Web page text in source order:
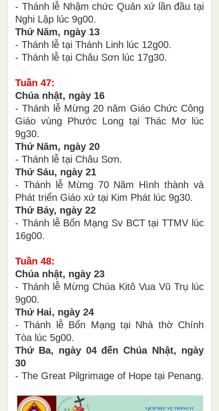
- Thánh lễ Nhậm chức Quản xứ lần đầu tại
Nghi Lập lúc 9g00.
Thứ Năm, ngày 13
- Thánh lễ tại Thánh Linh lúc 12g00.
- Thánh lễ tại Châu Sơn lúc 17g30.
Tuần 47:
Chúa nhật, ngày 16
- Thánh lễ Mừng 20 năm Giáo Chức Công
Giáo vùng Phước Long tại Thác Mơ lúc
9g30.
Thứ Năm, ngày 20
- Thánh lễ tại Châu Sơn.
Thứ Sáu, ngày 21
- Thánh lễ Mừng 70 Năm Hình thành và
Phát triển Giáo xứ tại Kim Phát lúc 9g30.
Thứ Bảy, ngày 22
- Thánh lễ Bổn Mạng Sv BCT tại TTMV lúc
16g00.
Tuần 48:
Chúa nhật, ngày 23
- Thánh lễ Mừng Chúa Kitô Vua Vũ Trụ lúc
9g00.
Thứ Hai, ngày 24
- Thánh lễ Bổn Mạng tại Nhà thờ Chính
Tòa lúc 5g00.
Thứ Ba, ngày 04 đến Chúa Nhật, ngày
30
- The Great Pilgrimage of Hope tại Penang.